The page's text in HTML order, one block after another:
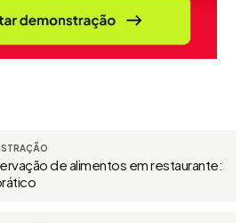
de alimentos em restaurante: